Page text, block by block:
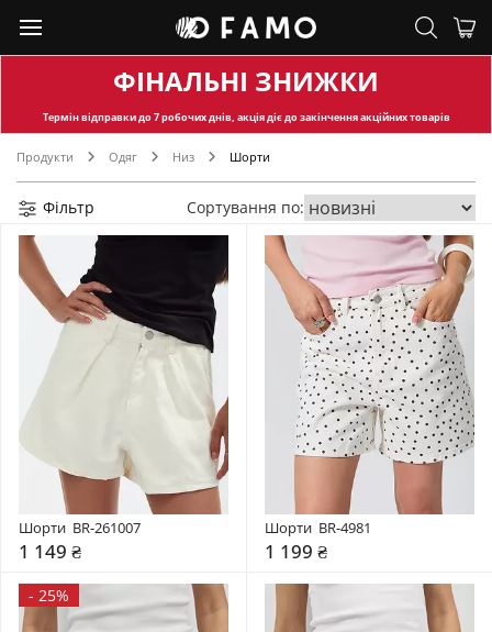
ФІНАЛЬНІ ЗНИЖКИ
Термін відправкидо 7 робочих днів, акція діє до закінчення акційних товарів
Продукти Одяг Низ Шорти
Фільтр Сортування по:
Шорти  BR-261007
1 149 ₴
Шорти  BR-4981
1 199 ₴
- 25%